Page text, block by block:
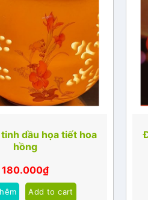
dầu họa tiết hoa
hồng
180.000₫
Add to cart